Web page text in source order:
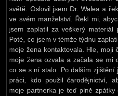
světě. Oslovil jsem Dr. Walea a
ve svém manželství. Řekl mi,
jsem zaplatil za veškerý materiál
Poté, co jsem v témže týdnu
moje žena kontaktovala. Hle, moji
moje žena ozvala a začala se mi
co se s ní stalo. Po dalším zjištění
práci, kdo použil čarodějnictví,
moje partnerka je teď plně